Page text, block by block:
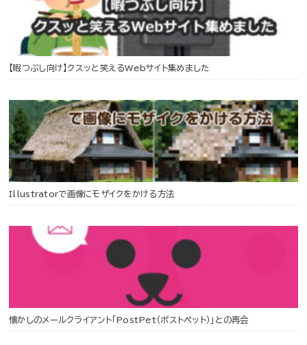
【暇つぶし向け】クスッと笑えるWebサイト集めました
Illustratorで画像にモザイクをかける方法
懐かしのメールクライアント「PostPet（ポストペット）」との再会